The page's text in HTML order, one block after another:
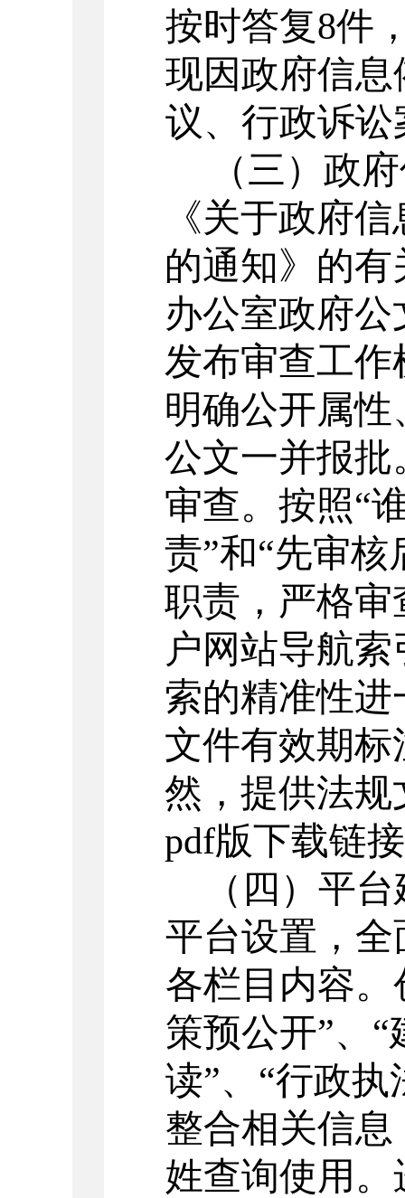
按时答复8件
现因政府信
议、行政诉讼
（三） 政
《关于政府
的通知》的
办公室政府
发布审查工
明确公开属
公文一并报
审查。按照“
责”和“先审
职责，严格
户网站导航
索的精准性
文件有效期
然，提供法规
pdf版下载链接
（四） 平台
平台设置 ，
各栏目 内容。
策预公开”、
读”、“行政执
整合相关信
姓查询使用